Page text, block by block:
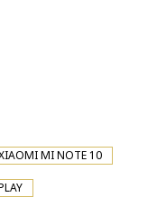
MI NOTE 10